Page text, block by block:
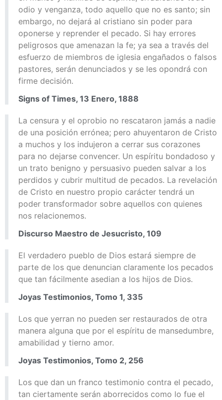
odio y venganza, todo aquello que no es santo; sin
embargo, no dejará al cristiano sin poder para
oponerse y reprender el pecado. Si hay errores
peligrosos que amenazan la fe; ya sea a través del
esfuerzo de miembros de iglesia engañados o falsos
pastores, serán denunciados y se les opondrá con
firme decisión.
Signs of Times, 13 Enero, 1888
La censura y el oprobio no rescataron jamás a nadie
de una posición errónea; pero ahuyentaron de Cristo
a muchos y los indujeron a cerrar sus corazones
para no dejarse convencer. Un espíritu bondadoso y
un trato benigno y persuasivo pueden salvar a los
perdidos y cubrir multitud de pecados. La revelación
de Cristo en nuestro propio carácter tendrá un
poder transformador sobre aquellos con quienes
nos relacionemos.
Discurso Maestro de Jesucristo, 109
El verdadero pueblo de Dios estará siempre de
parte de los que denuncian claramente los pecados
que tan fácilmente asedian a los hijos de Dios.
Joyas Testimonios, Tomo 1, 335
Los que yerran no pueden ser restaurados de otra
manera alguna que por el espíritu de mansedumbre,
amabilidad y tierno amor.
Joyas Testimonios, Tomo 2, 256
Los que dan un franco testimonio contra el pecado,
tan ciertamente serán aborrecidos como lo fue el